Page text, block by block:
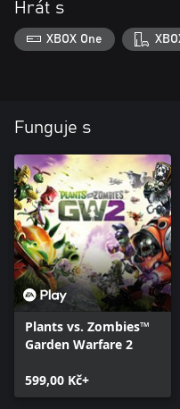
Hrát s
XBOX One
Funguje s
Plants vs. Zombies™
Garden Warfare 2
599,00 Kč+